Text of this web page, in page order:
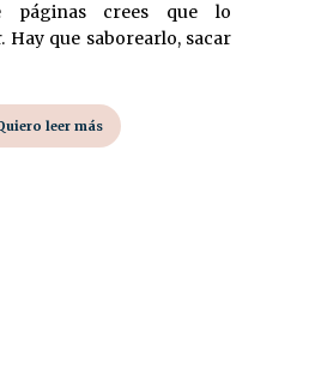
páginas crees que lo
Hay que saborearlo, sacar
leer más